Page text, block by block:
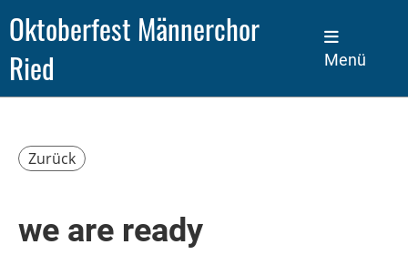
Oktoberfest Männerchor
Ried
Menü
Zurück
we are ready